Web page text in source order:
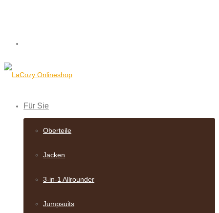
Für Sie
Oberteile
Jacken
3-in-1 Allrounder
Jumpsuits